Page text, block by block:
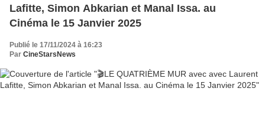
Lafitte, Simon Abkarian et Manal Issa. au
Cinéma le 15 Janvier 2025
Publié le 17/11/2024 à 16:23
Par CineStarsNews